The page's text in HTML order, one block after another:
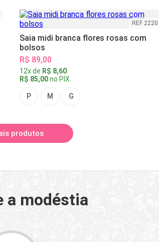
REF 2220
Saia midi branca flores rosas com
bolsos
R$ 89,00
12x de R$ 8,60
R$ 85,00no PIX
P M G
produtos
a modéstia